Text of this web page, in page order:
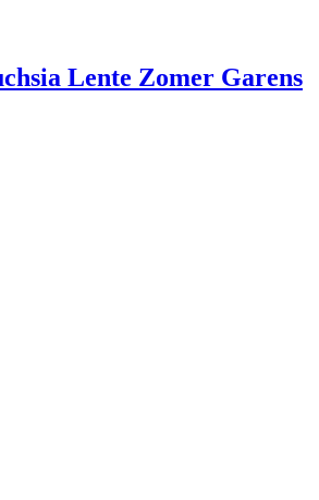
Lente Zomer Garens